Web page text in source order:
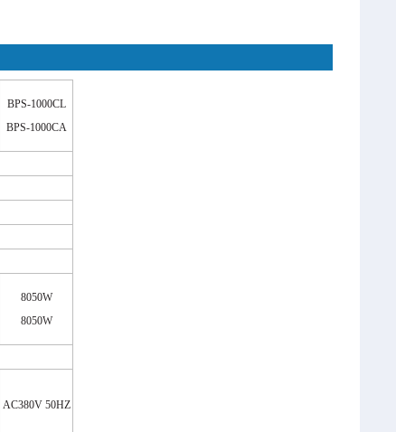
BPS-1000CL
BPS-1000CA
8050W
8050W
AC380V 50HZ